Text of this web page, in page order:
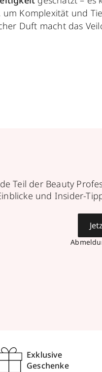
Komplexität und
Duft macht das
Teil der Beauty
und Insider-
Exklusive
Geschenke